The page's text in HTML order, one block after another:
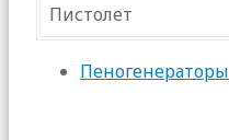
Пистолет
Пеногенераторы